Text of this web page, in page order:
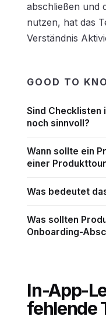
abschließen und
nutzen, hat das
Verständnis
GOOD TO
Sind Checklisten
noch sinnvoll?
Wann sollte ein
einer
Was bedeutet
Was sollten
Onboarding-
In-App-
fehlende